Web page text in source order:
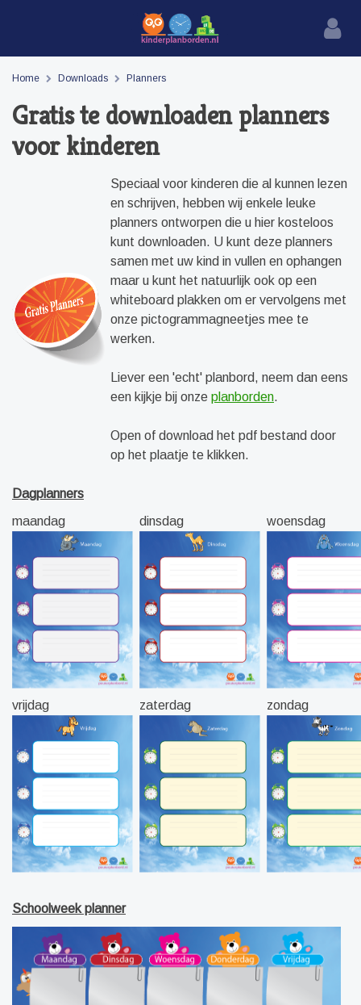
Home Downloads Planners
Gratis te downloaden planners
voor kinderen
Speciaal voor kinderen die al kunnen lezen
en schrijven, hebben wij enkele leuke
planners ontworpen die u hier kosteloos
kunt downloaden. U kunt deze planners
samen met uw kind in vullen en ophangen
maar u kunt het natuurlijk ook op een
whiteboard plakken om er vervolgens met
onze pictogrammagneetjes mee te
werken.
Liever een 'echt' planbord, neem dan eens
een kijkje bij onze planborden.
Open of download het pdf bestand door
op het plaatje te klikken.
Dagplanners
maandag
dinsdag woensdag
vrijdag zaterdag zondag
Schoolweek planner